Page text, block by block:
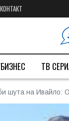
КОНТАКТ
ТВ
шута на Ивайло: